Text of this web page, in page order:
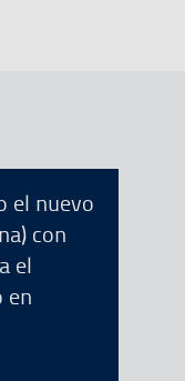
el nuevo
con
el
en